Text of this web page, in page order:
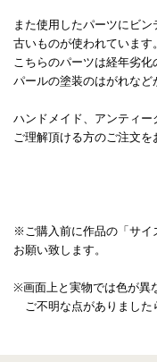
また使用したパーツにビ
古いものが使われています。
こちらのパーツは経年劣化
パールの塗装のはがれなど
ハンドメイド、アンティー
ご理解頂ける方のご注文を
※ご購入前に作品の「サイ
お願い致します。
※画面上と実物では色が異
ご不明な点がありました